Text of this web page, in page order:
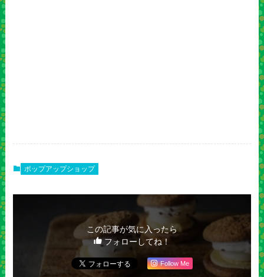
ポップアップショップ
この記事が気に入ったら
フォローしてね！
Follow Me